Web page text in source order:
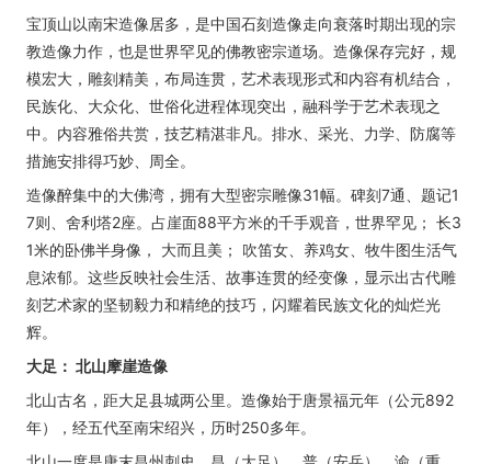
宝顶山以南宋造像居多，是中国石刻造像走向衰落时期出现的宗
教造像力作，也是世界罕见的佛教密宗道场。造像保存完好，规
模宏大，雕刻精美，布局连贯，艺术表现形式和内容有机结合，
民族化、大众化、世俗化进程体现突出，融科学于艺术表现之
中。内容雅俗共赏，技艺精湛非凡。排水、采光、力学、防腐等
措施安排得巧妙、周全。
造像醉集中的大佛湾，拥有大型密宗雕像31幅。碑刻7通、题记1
7则、舍利塔2座。占崖面88平方米的千手观音，世界罕见； 长3
1米的卧佛半身像， 大而且美； 吹笛女、养鸡女、牧牛图生活气
息浓郁。这些反映社会生活、故事连贯的经变像，显示出古代雕
刻艺术家的坚韧毅力和精绝的技巧，闪耀着民族文化的灿烂光
辉。
大足： 北山摩崖造像
北山古名，距大足县城两公里。造像始于唐景福元年（公元892
年），经五代至南宋绍兴，历时250多年。